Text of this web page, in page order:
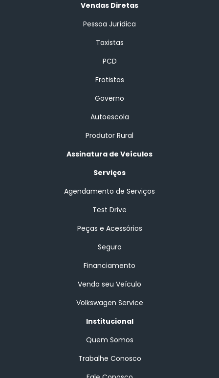
Vendas Diretas
Pessoa Jurídica
Taxistas
PCD
Frotistas
Governo
Autoescola
Produtor Rural
Assinatura de Veículos
Serviços
Agendamento de Serviços
Test Drive
Peças e Acessórios
Seguro
Financiamento
Venda seu Veículo
Volkswagen Service
Institucional
Quem Somos
Trabalhe Conosco